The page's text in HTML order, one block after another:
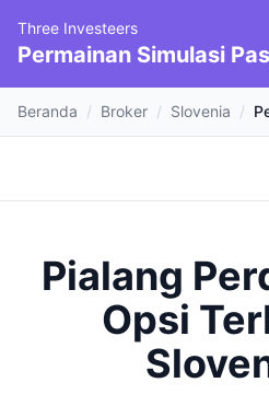
Three Investeers
Permainan Simulasi
Beranda / Broker / Slovenia /
Pialang
Opsi